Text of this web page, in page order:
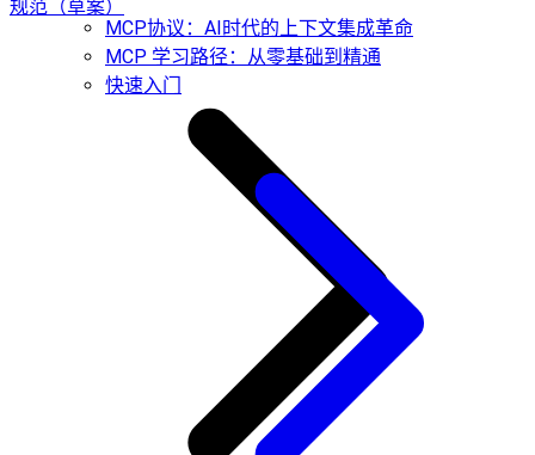
MCP协议：AI时代的上下文集成革命
MCP 学习路径：从零基础到精通
快速入门
规范（草案）